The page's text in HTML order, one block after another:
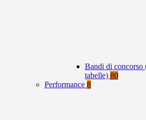
Bandi di concorso
tabelle) 80
Performance 8